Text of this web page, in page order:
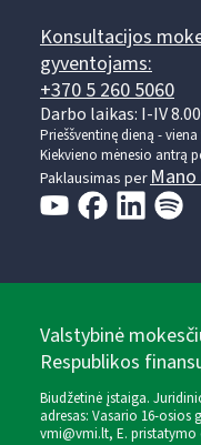
Konsultacijos
gyventojams:
+370 5 260 5060
Darbo laikas: I-IV
Prieššventinę dieną -
Kiekvieno mėnesio antrą
Paklausimas per Mano
Valstybinė
Respublikos
Biudžetinė įstaiga.
adresas: Vasario 16-osios
vmi@vmi.lt, E. pristatymo